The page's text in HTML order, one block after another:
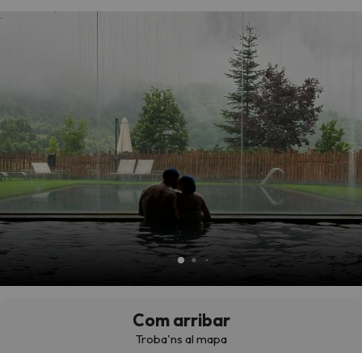
Com arribar
Troba'ns al mapa